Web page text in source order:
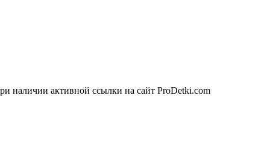
наличии активной ссылки на сайт ProDetki.com